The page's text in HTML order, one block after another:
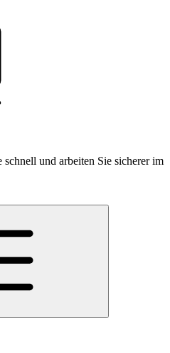
und arbeiten Sie sicherer im